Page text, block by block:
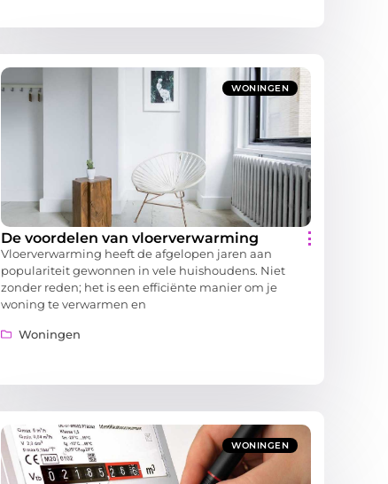
WONINGEN
De voordelen van vloerverwarming
Vloerverwarming heeft de afgelopen jaren aan
populariteit gewonnen in vele huishoudens. Niet
zonder reden; het is een efficiënte manier om je
woning te verwarmen en
Woningen
WONINGEN